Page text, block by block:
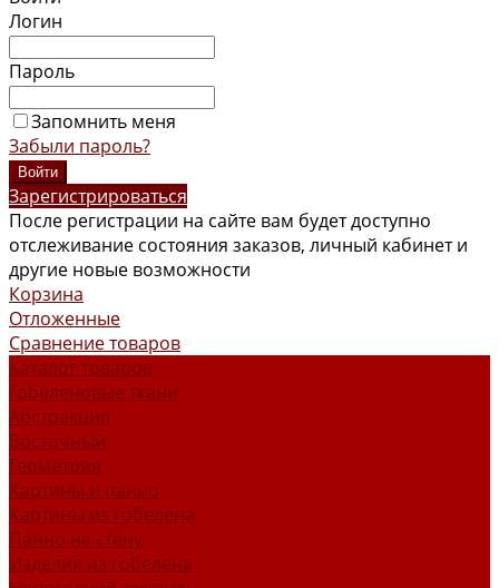
Логин
Пароль
Запомнить меня
Забыли пароль?
Зарегистрироваться
После регистрации на сайте вам будет доступно
отслеживание состояния заказов, личный кабинет и
другие новые возможности
Корзина
Отложенные
Сравнение товаров
Каталог товаров
Гобеленовые ткани
Абстракция
Восточный
Геометрия
Картины и панно
Картины из гобелена
Панно на стену
Изделия из гобелена